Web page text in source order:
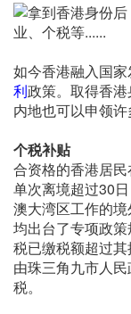
如今香港融入国
利政策。取得香
内地也可以申领许
个税补贴
合资格的香港居
单次离境超过30
澳大湾区工作的
均出台了专项政
税已缴税额超过
由珠三角九市人
税。